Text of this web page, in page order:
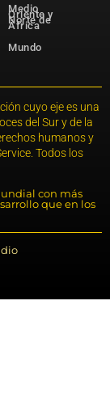
Medio
Oriente y
Norte de
África
Mundo
cuyo eje es una
del Sur y de la
humanos y
Todos los
con más
que en los